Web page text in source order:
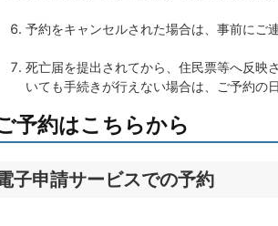
予約をキャンセルされた場合は、事前にご
死亡届を提出されてから、住民票等へ反映
いても手続きが行えない場合は、ご予約の
予約はこちらから
子申請サービスでの予約